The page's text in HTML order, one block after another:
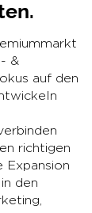
&
auf den
richtigen
Expansion
den